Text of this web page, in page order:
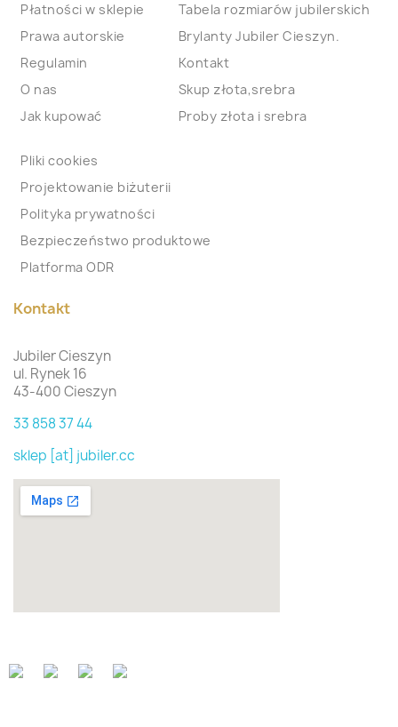
Płatności w sklepie
Prawa autorskie
Regulamin
O nas
Jak kupować
Tabela rozmiarów jubilerskich
Brylanty Jubiler Cieszyn.
Kontakt
Skup złota,srebra
Proby złota i srebra
Pliki cookies
Projektowanie biżuterii
Polityka prywatności
Bezpieczeństwo produktowe
Platforma ODR
Kontakt
Jubiler Cieszyn
ul. Rynek 16
43-400 Cieszyn
33 858 37 44
sklep [at] jubiler.cc